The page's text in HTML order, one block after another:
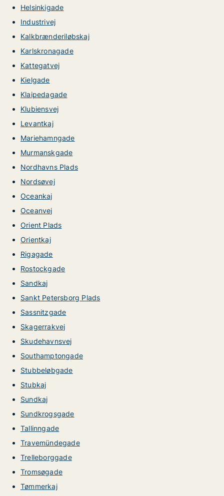
Helsinkigade
Industrivej
Kalkbrænderiløbskaj
Karlskronagade
Kattegatvej
Kielgade
Klaipedagade
Klubiensvej
Levantkaj
Mariehamngade
Murmanskgade
Nordhavns Plads
Nordsøvej
Oceankaj
Oceanvej
Orient Plads
Orientkaj
Rigagade
Rostockgade
Sandkaj
Sankt Petersborg Plads
Sassnitzgade
Skagerrakvej
Skudehavnsvej
Southamptongade
Stubbeløbgade
Stubkaj
Sundkaj
Sundkrogsgade
Tallinngade
Travemündegade
Trelleborggade
Tromsøgade
Tømmerkaj